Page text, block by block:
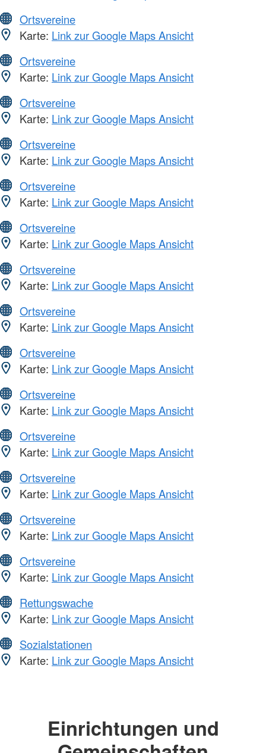
Ortsvereine
Karte: Link zur Google Maps Ansicht
Ortsvereine
Karte: Link zur Google Maps Ansicht
Ortsvereine
Karte: Link zur Google Maps Ansicht
Ortsvereine
Karte: Link zur Google Maps Ansicht
Ortsvereine
Karte: Link zur Google Maps Ansicht
Ortsvereine
Karte: Link zur Google Maps Ansicht
Ortsvereine
Karte: Link zur Google Maps Ansicht
Ortsvereine
Karte: Link zur Google Maps Ansicht
Ortsvereine
Karte: Link zur Google Maps Ansicht
Ortsvereine
Karte: Link zur Google Maps Ansicht
Ortsvereine
Karte: Link zur Google Maps Ansicht
Ortsvereine
Karte: Link zur Google Maps Ansicht
Ortsvereine
Karte: Link zur Google Maps Ansicht
Ortsvereine
Karte: Link zur Google Maps Ansicht
Rettungswache
Karte: Link zur Google Maps Ansicht
Sozialstationen
Karte: Link zur Google Maps Ansicht
Einrichtungen und